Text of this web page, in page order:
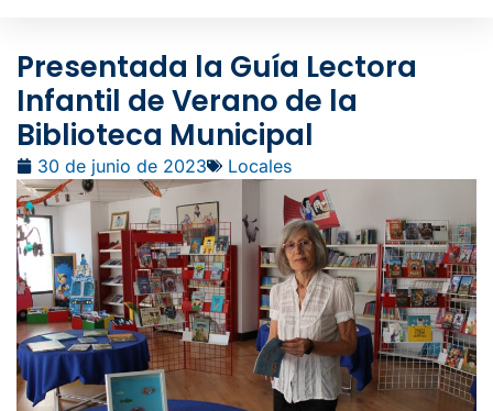
Presentada la Guía Lectora
Infantil de Verano de la
Biblioteca Municipal
30 de junio de 2023 Locales